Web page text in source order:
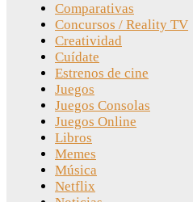
Comparativas
Concursos / Reality TV
Creatividad
Cuídate
Estrenos de cine
Juegos
Juegos Consolas
Juegos Online
Libros
Memes
Música
Netflix